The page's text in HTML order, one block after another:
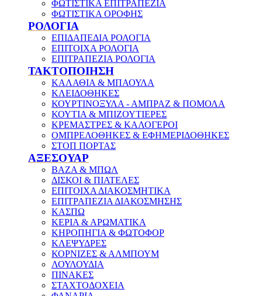
ΦΩΤΙΣΤΙΚΑ ΕΠΙΤΡΑΠΕΖΙΑ
ΦΩΤΙΣΤΙΚΑ ΟΡΟΦΗΣ
ΡΟΛΟΓΙΑ
ΕΠΙΔΑΠΕΔΙΑ ΡΟΛΟΓΙΑ
ΕΠΙΤΟΙΧΑ ΡΟΛΟΓΙΑ
ΕΠΙΤΡΑΠΕΖΙΑ ΡΟΛΟΓΙΑ
ΤΑΚΤΟΠΟΙΗΣΗ
ΚΑΛΑΘΙΑ & ΜΠΑΟΥΛΑ
ΚΛΕΙΔΟΘΗΚΕΣ
ΚΟΥΡΤΙΝΟΞΥΛΑ - ΑΜΠΡΑΖ & ΠΟΜΟΛΑ
ΚΟΥΤΙΑ & ΜΠΙΖΟΥΤΙΕΡΕΣ
ΚΡΕΜΑΣΤΡΕΣ & ΚΑΛΟΓΕΡΟΙ
ΟΜΠΡΕΛΟΘΗΚΕΣ & ΕΦΗΜΕΡΙΔΟΘΗΚΕΣ
ΣΤΟΠ ΠΟΡΤΑΣ
ΑΞΕΣΟΥΑΡ
ΒΑΖΑ & ΜΠΩΛ
ΔΙΣΚΟΙ & ΠΙΑΤΕΛΕΣ
ΕΠΙΤΟΙΧΑ ΔΙΑΚΟΣΜΗΤΙΚΑ
ΕΠΙΤΡΑΠΕΖΙΑ ΔΙΑΚΟΣΜΗΣΗΣ
ΚΑΣΠΩ
ΚΕΡΙΑ & ΑΡΩΜΑΤΙΚΑ
ΚΗΡΟΠΗΓΙΑ & ΦΩΤΟΦΟΡ
ΚΛΕΨΥΔΡΕΣ
ΚΟΡΝΙΖΕΣ & ΑΛΜΠΟΥΜ
ΛΟΥΛΟΥΔΙΑ
ΠΙΝΑΚΕΣ
ΣΤΑΧΤΟΔΟΧΕΙΑ